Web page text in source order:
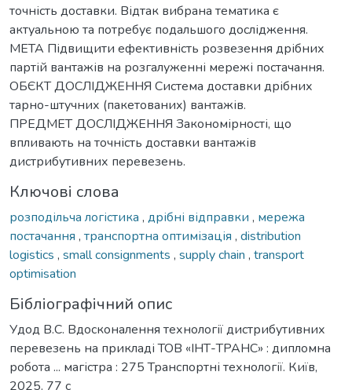
точність доставки. Відтак вибрана тематика є
актуальною та потребує подальшого дослідження.
МЕТА Підвищити ефективність розвезення дрібних
партій вантажів на розгалуженні мережі постачання.
ОБЄКТ ДОСЛІДЖЕННЯ Система доставки дрібних
тарно-штучних (пакетованих) вантажів.
ПРЕДМЕТ ДОСЛІДЖЕННЯ Закономірності, що
впливають на точність доставки вантажів
дистрибутивних перевезень.
Ключові слова
розподільча логістика , дрібні відправки , мережа
постачання , транспортна оптимізація , distribution
logistics , small consignments , supply chain , transport
optimisation
Бібліографічний опис
Удод В.С. Вдосконалення технології дистрибутивних
перевезень на прикладі ТОВ «ІНТ-ТРАНС» : дипломна
робота ... магістра : 275 Транспортні технології. Київ,
2025. 77 с